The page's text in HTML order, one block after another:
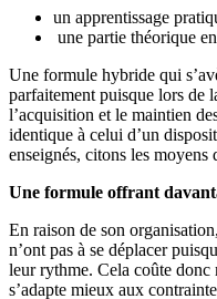
un apprentissage
une partie théorique
Une formule hybride qui
parfaitement puisque lors de
l’acquisition et le maintien
identique à celui d’un
enseignés, citons les
Une formule offrant
En raison de son
n’ont pas à se déplacer
leur rythme. Cela coûte donc
s’adapte mieux aux